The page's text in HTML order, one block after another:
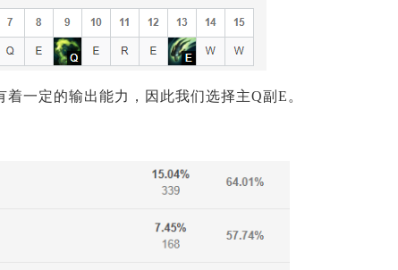
一定的输出能力，因此我们选择主Q副E。